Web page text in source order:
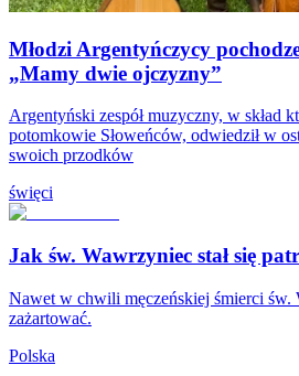
Młodzi Argentyńczycy
„Mamy dwie ojczyzny”
Argentyński zespół muzyczny, w skład
potomkowie Słoweńców, odwiedził w
swoich przodków
święci
Jak św. Wawrzyniec stał się
Nawet w chwili męczeńskiej śmierci św.
zażartować.
Polska